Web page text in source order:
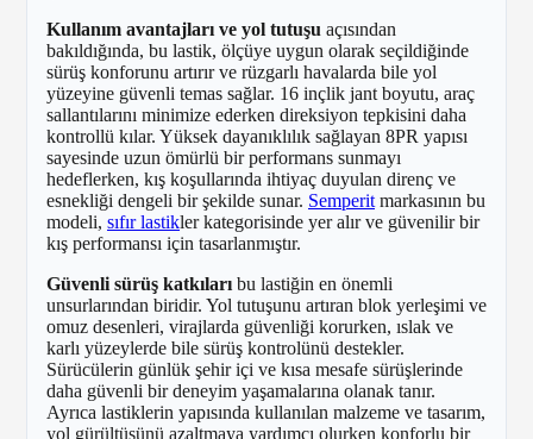
Kullanım avantajları ve yol tutuşu açısından
bakıldığında, bu lastik, ölçüye uygun olarak seçildiğinde
sürüş konforunu artırır ve rüzgarlı havalarda bile yol
yüzeyine güvenli temas sağlar. 16 inçlik jant boyutu, araç
sallantılarını minimize ederken direksiyon tepkisini daha
kontrollü kılar. Yüksek dayanıklılık sağlayan 8PR yapısı
sayesinde uzun ömürlü bir performans sunmayı
hedeflerken, kış koşullarında ihtiyaç duyulan direnç ve
esnekliği dengeli bir şekilde sunar. Semperit markasının bu
modeli, sıfır lastikler kategorisinde yer alır ve güvenilir bir
kış performansı için tasarlanmıştır.
Güvenli sürüş katkıları bu lastiğin en önemli
unsurlarından biridir. Yol tutuşunu artıran blok yerleşimi ve
omuz desenleri, virajlarda güvenliği korurken, ıslak ve
karlı yüzeylerde bile sürüş kontrolünü destekler.
Sürücülerin günlük şehir içi ve kısa mesafe sürüşlerinde
daha güvenli bir deneyim yaşamalarına olanak tanır.
Ayrıca lastiklerin yapısında kullanılan malzeme ve tasarım,
yol gürültüsünü azaltmaya yardımcı olurken konforlu bir